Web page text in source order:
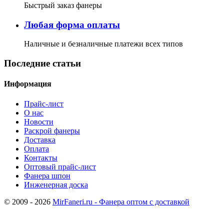
Быстрый заказ фанеры
Любая форма оплаты
Наличные и безналичные платежи всех типов
Последние статьи
Информация
Прайс-лист
О нас
Новости
Раскрой фанеры
Доставка
Оплата
Контакты
Оптовый прайс-лист
Фанера шпон
Инженерная доска
© 2009 - 2026 MirFaneri.ru - Фанера оптом с доставкой